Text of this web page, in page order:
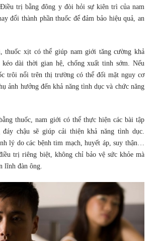
trị bằng đông y đòi hỏi sự kiên trì của nam
đổi thành phần thuốc để đảm bảo hiệu quả, an
thuốc xịt có thể giúp nam giới tăng cường khả
kéo dài thời gian hệ, chống xuất tinh sớm. Nếu
trôi nổi trên thị trường có thể đối mặt nguy cơ
ảnh hưởng đến khả năng tình dục và chức năng
thuốc, nam giới có thể thực hiện các bài tập
chậu sẽ giúp cải thiện khả năng tình dục.
lý do các bệnh tim mạch, huyết áp, suy thận…
trị riêng biệt, không chỉ bảo vệ sức khỏe mà
lĩnh đàn ông.